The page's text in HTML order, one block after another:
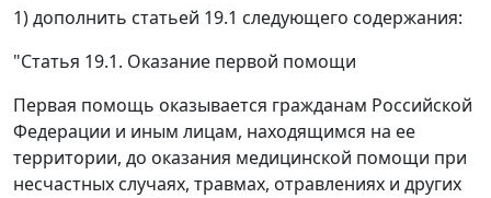
1) дополнить статьей 19.1 следующего содержания:
"Статья 19.1. Оказание первой помощи
Первая помощь оказывается гражданам Российской
Федерации и иным лицам, находящимся на ее
территории, до оказания медицинской помощи при
несчастных случаях, травмах, отравлениях и других